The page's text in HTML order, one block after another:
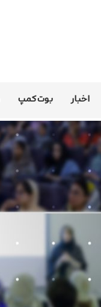
اخبار بوت‌کمپ